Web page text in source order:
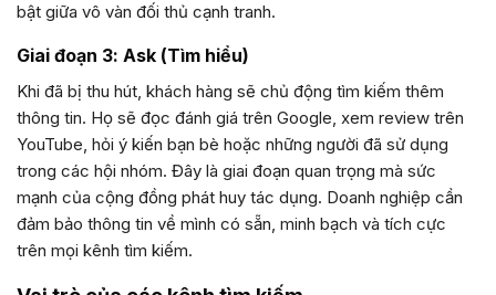
bật giữa vô vàn đối thủ cạnh tranh.
Giai đoạn 3: Ask (Tìm hiểu)
Khi đã bị thu hút, khách hàng sẽ chủ động tìm kiếm thêm
thông tin. Họ sẽ đọc đánh giá trên Google, xem review trên
YouTube, hỏi ý kiến bạn bè hoặc những người đã sử dụng
trong các hội nhóm. Đây là giai đoạn quan trọng mà sức
mạnh của cộng đồng phát huy tác dụng. Doanh nghiệp cần
đảm bảo thông tin về mình có sẵn, minh bạch và tích cực
trên mọi kênh tìm kiếm.